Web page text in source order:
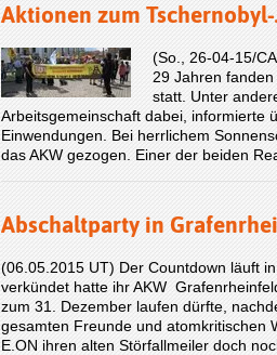
Aktionen zum
(So., 26-04-15/
29 Jahren
statt. Unter
Arbeitsgemeinschaft dabei, informierte
Einwendungen. Bei herrlichem
das AKW gezogen. Einer der beiden
Abschaltparty in
(06.05.2015 UT) Der Countdown läuft
verkündet hatte ihr AKW
zum 31. Dezember laufen dürfte,
gesamten Freunde und atomkritischen
E.ON ihren alten Störfallmeiler doch